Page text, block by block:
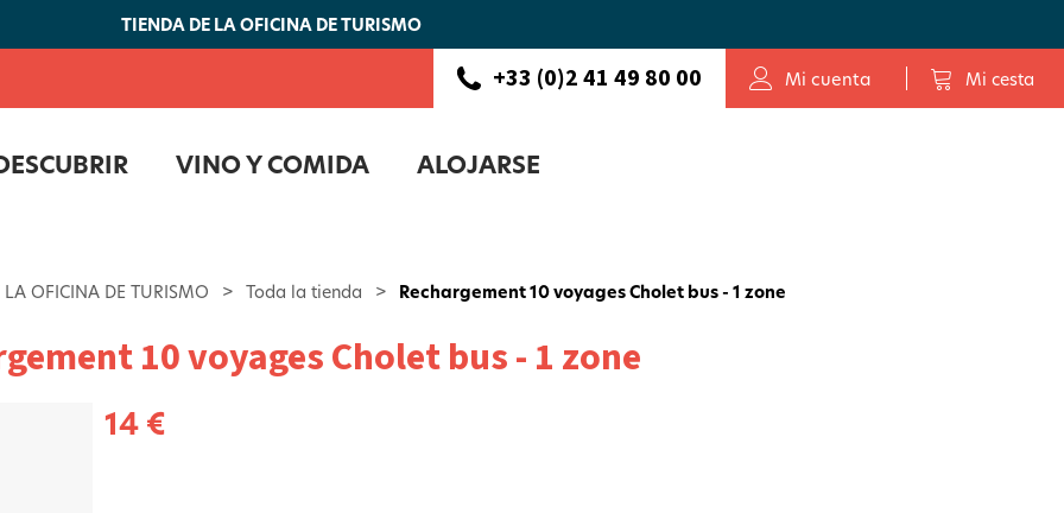
TIENDA DE LA OFICINA DE TURISMO
+33 (0)2 41 49 80 00 Mi cuenta Mi cesta
VINO Y COMIDA ALOJARSE
LA OFICINA DE TURISMO > Toda la tienda > Rechargement 10 voyages Cholet bus - 1 zone
10 voyages Cholet bus - 1 zone
14 €